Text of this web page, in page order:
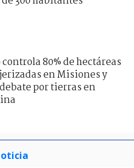
80% de hectáreas
en Misiones y
por tierras en